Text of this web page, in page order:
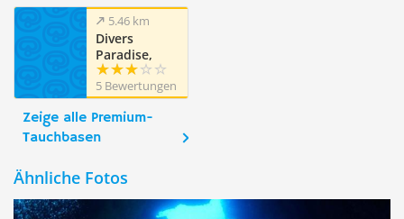
5.46 km
Divers
Paradise,
Laganas,
Zakynthos
5 Bewertungen
Zeige alle Premium-
Tauchbasen
Ähnliche Fotos